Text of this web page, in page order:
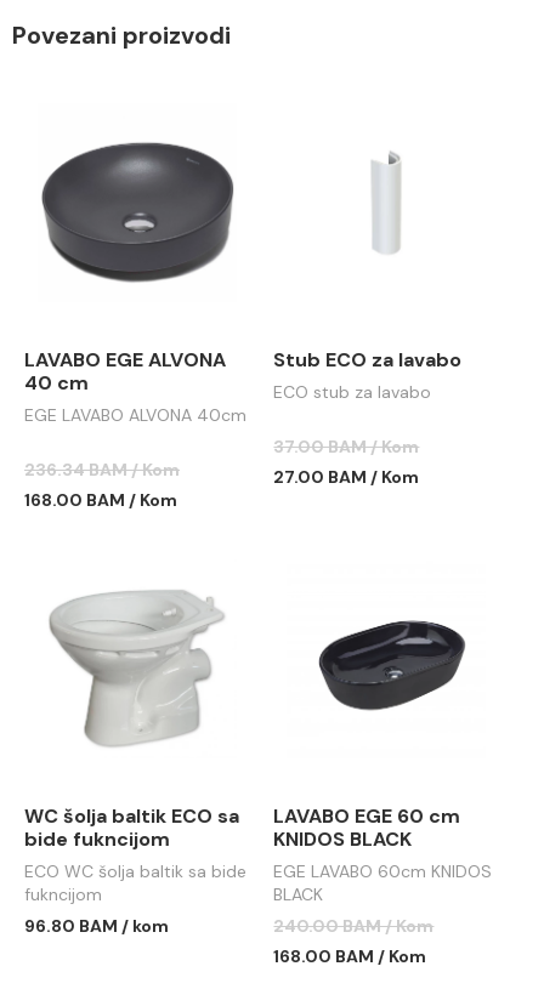
Povezani proizvodi
LAVABO EGE ALVONA
40 cm
EGE LAVABO ALVONA 40cm
236.34 BAM / Kom
168.00 BAM / Kom
Stub ECO za lavabo
ECO stub za lavabo
37.00 BAM / Kom
27.00 BAM / Kom
WC šolja baltik ECO sa
bide fukncijom
ECO WC šolja baltik sa bide
fukncijom
96.80 BAM / kom
LAVABO EGE 60 cm
KNIDOS BLACK
EGE LAVABO 60cm KNIDOS
BLACK
240.00 BAM / Kom
168.00 BAM / Kom